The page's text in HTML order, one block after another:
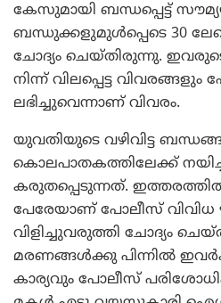
കേസുമായി ബന്ധപ്പെട്ട്
ബന്ധുക്കളുമുള്‍പ്പെടെ 30
ചോദ്യം ചെയ്തിരുന്നു.
നിന്ന് വിലപ്പെട്ട വിവരങ്ങളും
ലഭിച്ചുവെന്നാണ് വിവരം.
യുവതിയുടെ വഴിവിട്ട
കൊലപാതകത്തിലേക്ക്
കരുതപ്പെടുന്നത്.
പേരേയാണ് പോലീസ് വിവിധ
വിളിച്ചുവരുത്തി ചോദ്യം
മരണങ്ങള്‍ക്കു പിന്നില്‍
കാര്യവും പോലീസ്